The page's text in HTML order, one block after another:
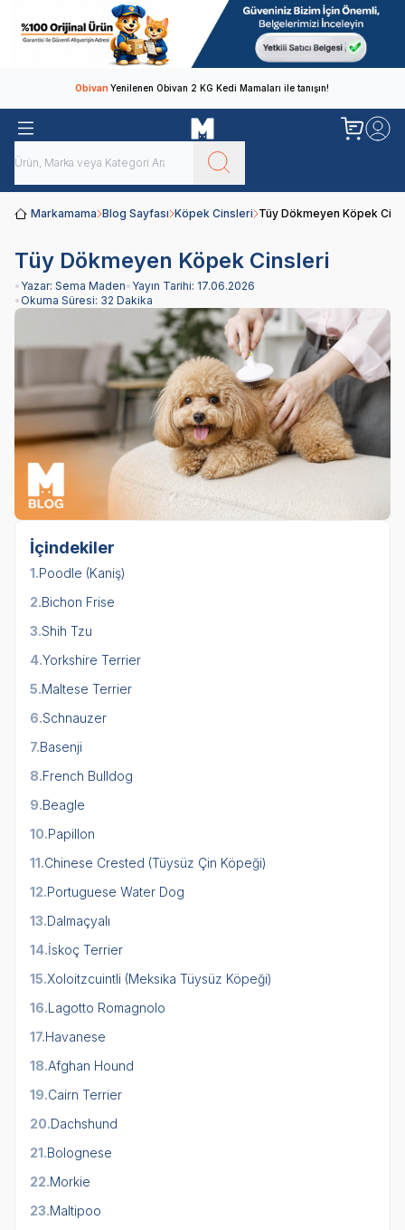
ObivanYenilenen Obivan 2 KG Kedi Mamaları ile tanışın!
Markamama Blog Sayfası Köpek Cinsleri Tüy Dökmeyen Köpek
Tüy Dökmeyen Köpek Cinsleri
• Yazar: Sema Maden• Yayın Tarihi: 17.06.2026
•Okuma Süresi: 32 Dakika
İçindekiler
1.Poodle (Kaniş)
2.Bichon Frise
3.Shih Tzu
4.Yorkshire Terrier
5.Maltese Terrier
6.Schnauzer
7.Basenji
8.French Bulldog
9.Beagle
10.Papillon
11.Chinese Crested (Tüysüz Çin Köpeği)
12.Portuguese Water Dog
13.Dalmaçyalı
14.İskoç Terrier
15.Xoloitzcuintli (Meksika Tüysüz Köpeği)
16.Lagotto Romagnolo
17.Havanese
18.Afghan Hound
19.Cairn Terrier
20.Dachshund
21.Bolognese
22.Morkie
23.Maltipoo